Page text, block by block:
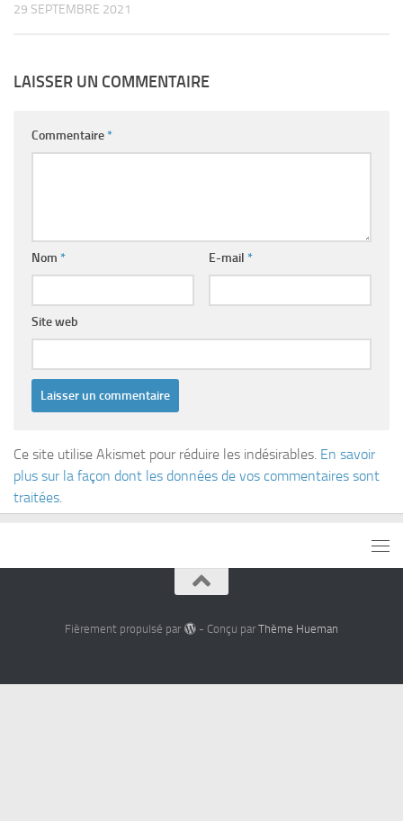
29 SEPTEMBRE 2021
LAISSER UN COMMENTAIRE
Commentaire*
Nom * E-mail *
Site web
Ce site utilise Akismet pour réduire les indésirables. En savoir
plus sur la façon dont les données de vos commentaires sont
traitées.
Fièrement propulsé par - Conçu par Thème Hueman